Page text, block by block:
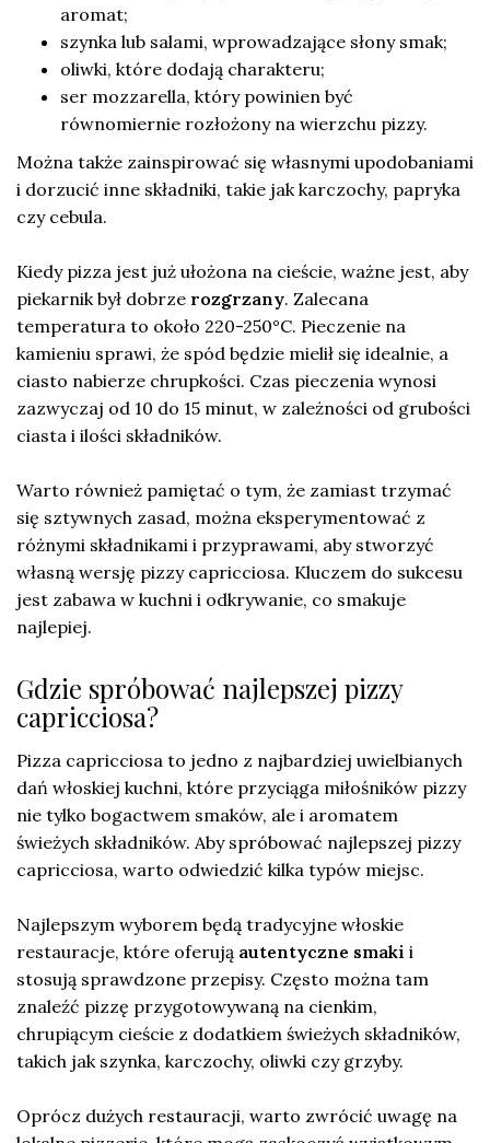
aromat;
szynka lub salami, wprowadzające słony smak;
oliwki, które dodają charakteru;
ser mozzarella, który powinien być
równomiernie rozłożony na wierzchu pizzy.
Można także zainspirować się własnymi upodobaniami
i dorzucić inne składniki, takie jak karczochy, papryka
czy cebula.
Kiedy pizza jest już ułożona na cieście, ważne jest, aby
piekarnik był dobrze rozgrzany. Zalecana
temperatura to około 220-250°C. Pieczenie na
kamieniu sprawi, że spód będzie mielił się idealnie, a
ciasto nabierze chrupkości. Czas pieczenia wynosi
zazwyczaj od 10 do 15 minut, w zależności od grubości
ciasta i ilości składników.
Warto również pamiętać o tym, że zamiast trzymać
się sztywnych zasad, można eksperymentować z
różnymi składnikami i przyprawami, aby stworzyć
własną wersję pizzy capricciosa. Kluczem do sukcesu
jest zabawa w kuchni i odkrywanie, co smakuje
najlepiej.
Gdzie spróbować najlepszej pizzy
capricciosa?
Pizza capricciosa to jedno z najbardziej uwielbianych
dań włoskiej kuchni, które przyciąga miłośników pizzy
nie tylko bogactwem smaków, ale i aromatem
świeżych składników. Aby spróbować najlepszej pizzy
capricciosa, warto odwiedzić kilka typów miejsc.
Najlepszym wyborem będą tradycyjne włoskie
restauracje, które oferują autentyczne smaki i
stosują sprawdzone przepisy. Często można tam
znaleźć pizzę przygotowywaną na cienkim,
chrupiącym cieście z dodatkiem świeżych składników,
takich jak szynka, karczochy, oliwki czy grzyby.
Oprócz dużych restauracji, warto zwrócić uwagę na